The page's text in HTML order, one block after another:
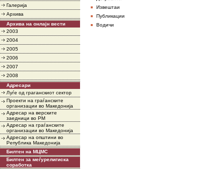
Галерија
Архива
Архива на онлајн вести
2003
2004
2005
2006
2007
2008
Адресари
Луѓе од граганскиот сектор
Проекти на граѓанските
организации во Македонија
Адресар на верските
заедници во РМ
Адресар на граѓанските
организации во Македонија
Адресар на општини во
Република Македонија
Билтен на МЦМС
Билтен за меѓурелигиска
соработка
▪ Извештаи
▪ Публикации
▪ Водичи